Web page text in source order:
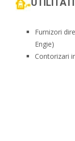
UTILITATI
Furnizori
Engie)
Contorizari